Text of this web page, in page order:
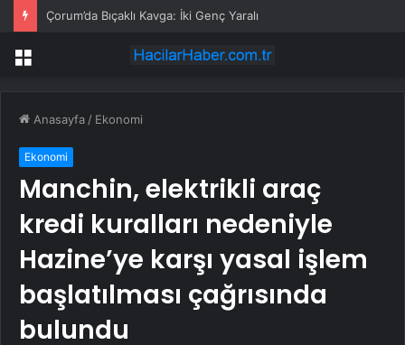
Çorum’da Bıçaklı Kavga: İki Genç Yaralı
Menü
Anasayfa / Ekonomi
Ekonomi
Manchin, elektrikli araç
kredi kuralları nedeniyle
Hazine’ye karşı yasal işlem
başlatılması çağrısında
bulundu